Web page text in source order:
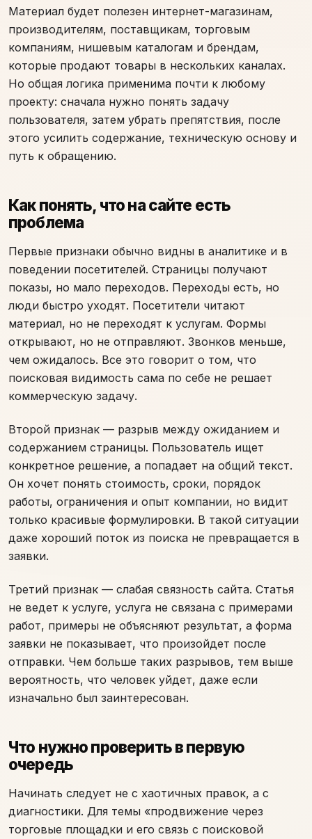
Материал будет полезен интернет-магазинам,
производителям, поставщикам, торговым
компаниям, нишевым каталогам и брендам,
которые продают товары в нескольких каналах.
Но общая логика применима почти к любому
проекту: сначала нужно понять задачу
пользователя, затем убрать препятствия, после
этого усилить содержание, техническую основу и
путь к обращению.
Как понять, что на сайте есть
проблема
Первые признаки обычно видны в аналитике и в
поведении посетителей. Страницы получают
показы, но мало переходов. Переходы есть, но
люди быстро уходят. Посетители читают
материал, но не переходят к услугам. Формы
открывают, но не отправляют. Звонков меньше,
чем ожидалось. Все это говорит о том, что
поисковая видимость сама по себе не решает
коммерческую задачу.
Второй признак — разрыв между ожиданием и
содержанием страницы. Пользователь ищет
конкретное решение, а попадает на общий текст.
Он хочет понять стоимость, сроки, порядок
работы, ограничения и опыт компании, но видит
только красивые формулировки. В такой ситуации
даже хороший поток из поиска не превращается в
заявки.
Третий признак — слабая связность сайта. Статья
не ведет к услуге, услуга не связана с примерами
работ, примеры не объясняют результат, а форма
заявки не показывает, что произойдет после
отправки. Чем больше таких разрывов, тем выше
вероятность, что человек уйдет, даже если
изначально был заинтересован.
Что нужно проверить в первую
очередь
Начинать следует не с хаотичных правок, а с
диагностики. Для темы «продвижение через
торговые площадки и его связь с поисковой